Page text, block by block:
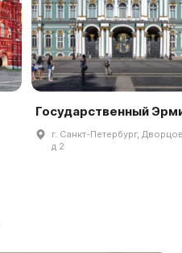
Государственный
г. Санкт-Петербург,
д 2